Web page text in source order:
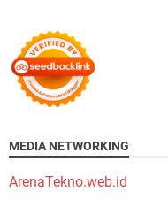
MEDIA NETWORKING
ArenaTekno.web.id